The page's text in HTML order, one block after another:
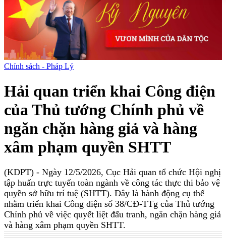
Chính sách - Pháp Lý
Hải quan triển khai Công điện
của Thủ tướng Chính phủ về
ngăn chặn hàng giả và hàng
xâm phạm quyền SHTT
(KDPT) - Ngày 12/5/2026, Cục Hải quan tổ chức Hội nghị
tập huấn trực tuyến toàn ngành về công tác thực thi bảo vệ
quyền sở hữu trí tuệ (SHTT). Đây là hành động cụ thể
nhằm triển khai Công điện số 38/CĐ-TTg của Thủ tướng
Chính phủ về việc quyết liệt đấu tranh, ngăn chặn hàng giả
và hàng xâm phạm quyền SHTT.